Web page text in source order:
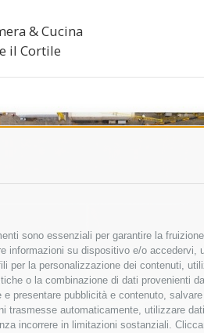
sono essenziali per garantire la
su dispositivo e/o
la personalizzazione dei contenuti,
o la combinazione di dati provenienti
presentare pubblicità e contenuto,
automaticamente, utilizzare
incorrere in limitazioni sostanziali.
& Cucina
il Cortile